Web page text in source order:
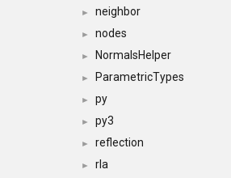
► neighbor
► nodes
► NormalsHelper
► ParametricTypes
► py
► py3
► reflection
► rla